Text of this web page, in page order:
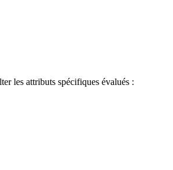
les attributs spécifiques évalués :